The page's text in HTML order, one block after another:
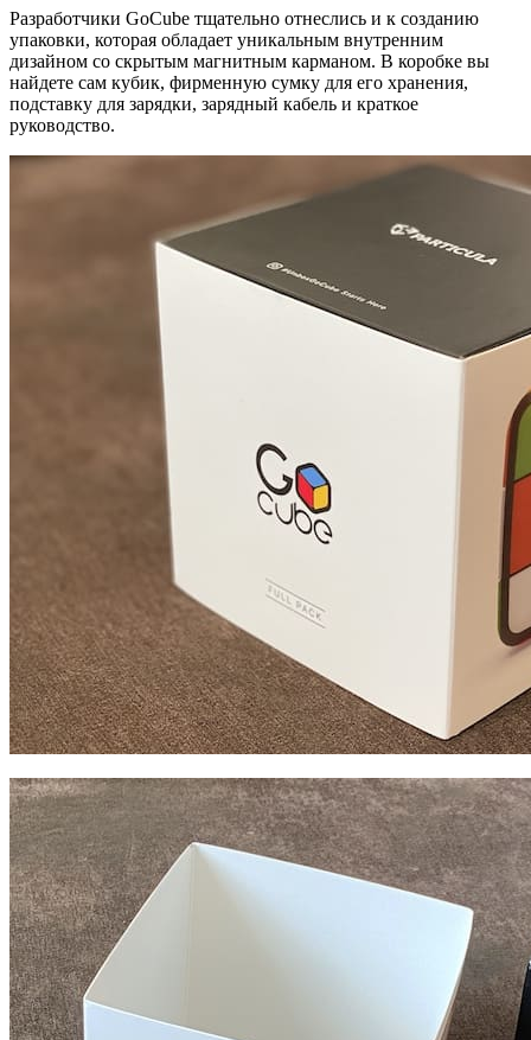
Разработчики GoCube тщательно отнеслись и к созданию
упаковки, которая обладает уникальным внутренним
дизайном со скрытым магнитным карманом. В коробке вы
найдете сам кубик, фирменную сумку для его хранения,
подставку для зарядки, зарядный кабель и краткое
руководство.